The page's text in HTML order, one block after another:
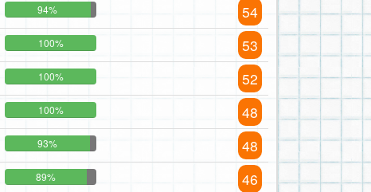
94% 54
100% 53
100% 52
100% 48
93% 48
89% 46